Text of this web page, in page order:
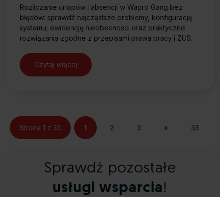
Rozliczanie urlopów i absencji w Wapro Gang bez
błędów: sprawdź najczęstsze problemy, konfigurację
systemu, ewidencję nieobecności oraz praktyczne
rozwiązania zgodne z przepisami prawa pracy i ZUS.
Czytaj więcej
Strona 1 z 33 1 2 3 » 33
Sprawdź pozostałe
usługi wsparcia!